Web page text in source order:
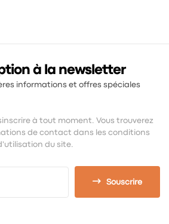
à la newsletter
informations et offres spéciales
à tout moment. Vous trouverez
de contact dans les conditions
du site.
Souscrire